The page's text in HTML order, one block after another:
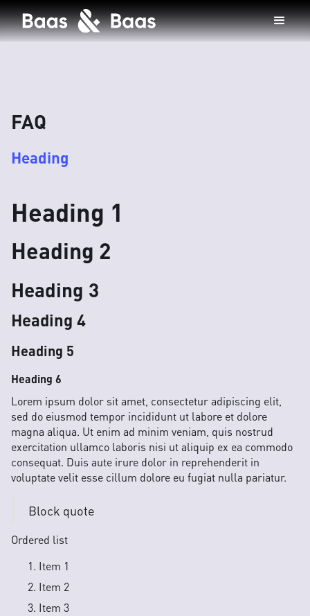
FAQ
Heading
Heading 1
Heading 2
Heading 3
Heading 4
Heading 5
Heading 6
Lorem ipsum dolor sit amet, consectetur adipiscing elit,
sed do eiusmod tempor incididunt ut labore et dolore
magna aliqua. Ut enim ad minim veniam, quis nostrud
exercitation ullamco laboris nisi ut aliquip ex ea commodo
consequat. Duis aute irure dolor in reprehenderit in
voluptate velit esse cillum dolore eu fugiat nulla pariatur.
Block quote
Ordered list
Item 1
Item 2
Item 3